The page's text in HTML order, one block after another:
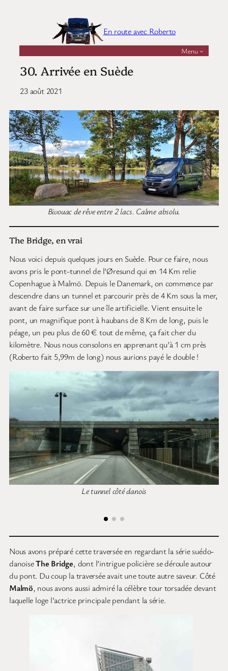
En route avec Roberto
Menu
30. Arrivée en Suède
23 août 2021
Bivouac de rêve entre 2 lacs. Calme absolu.
The Bridge, en vrai
Nous voici depuis quelques jours en Suède. Pour ce faire, nous
avons pris le pont-tunnel de l’Øresund qui en 14 Km relie
Copenhague à Malmö. Depuis le Danemark, on commence par
descendre dans un tunnel et parcourir près de 4 Km sous la mer,
avant de faire surface sur une île artificielle. Vient ensuite le
pont, un magnifique pont à haubans de 8 Km de long, puis le
péage, un peu plus de 60 € tout de même, ça fait cher du
kilomètre. Nous nous consolons en apprenant qu’à 1 cm près
(Roberto fait 5,99m de long) nous aurions payé le double !
Le tunnel côté danois
Nous avons préparé cette traversée en regardant la série suédo-
danoiseThe Bridge, dont l’intrigue policière se déroule autour
du pont. Du coup la traversée avait une toute autre saveur. Côté
Malmö, nous avons aussi admiré la célèbre tour torsadée devant
laquelle loge l’actrice principale pendant la série.